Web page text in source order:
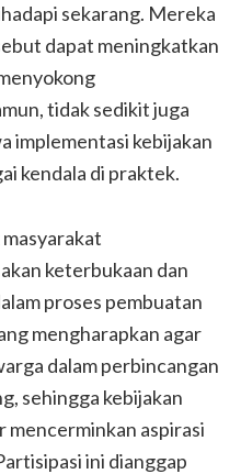
sekarang. Mereka
dapat meningkatkan
tidak sedikit juga
implementasi kebijakan
kendala di praktek.
keterbukaan dan
proses pembuatan
mengharapkan agar
dalam perbincangan
sehingga kebijakan
mencerminkan aspirasi
ini dianggap